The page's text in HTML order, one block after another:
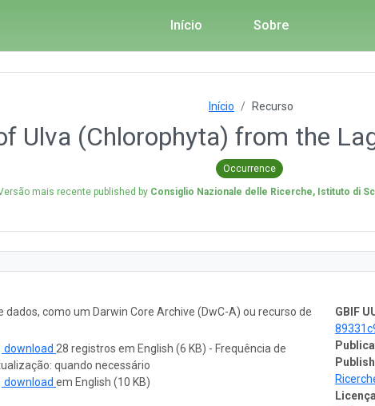
Início Sobre
Início Recurso
Ulva (Chlorophyta) from the
Occurrence
mais recente published by Consiglio Nazionale delle Ricerche, Istituto di
GBIF
dados, como um Darwin Core Archive (DwC-A) ou recurso de
download 28 registros em English (6 KB) - Frequência de
quando necessário
download em English (10 KB)